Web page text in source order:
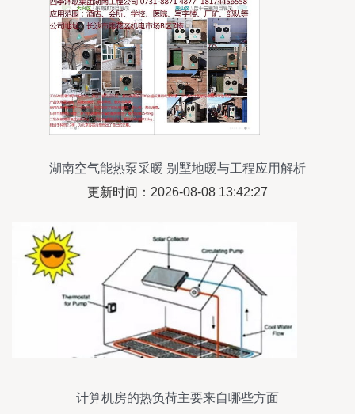
湖南空气能热泵采暖 别墅地暖与工程应用解析
更新时间：2026-08-08 13:42:27
计算机房的热负荷主要来自哪些方面